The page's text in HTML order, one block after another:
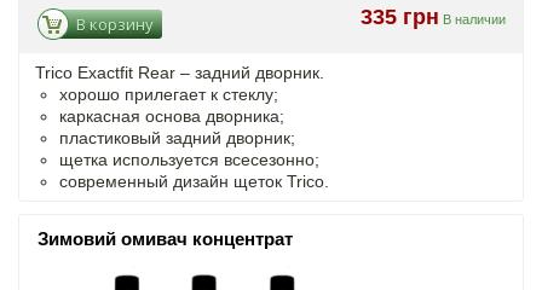
335 грн В наличии
В корзину
Trico Exactfit Rear – задний дворник.
хорошо прилегает к стеклу;
каркасная основа дворника;
пластиковый задний дворник;
щетка используется всесезонно;
современный дизайн щеток Trico.
Зимовий омивач концентрат